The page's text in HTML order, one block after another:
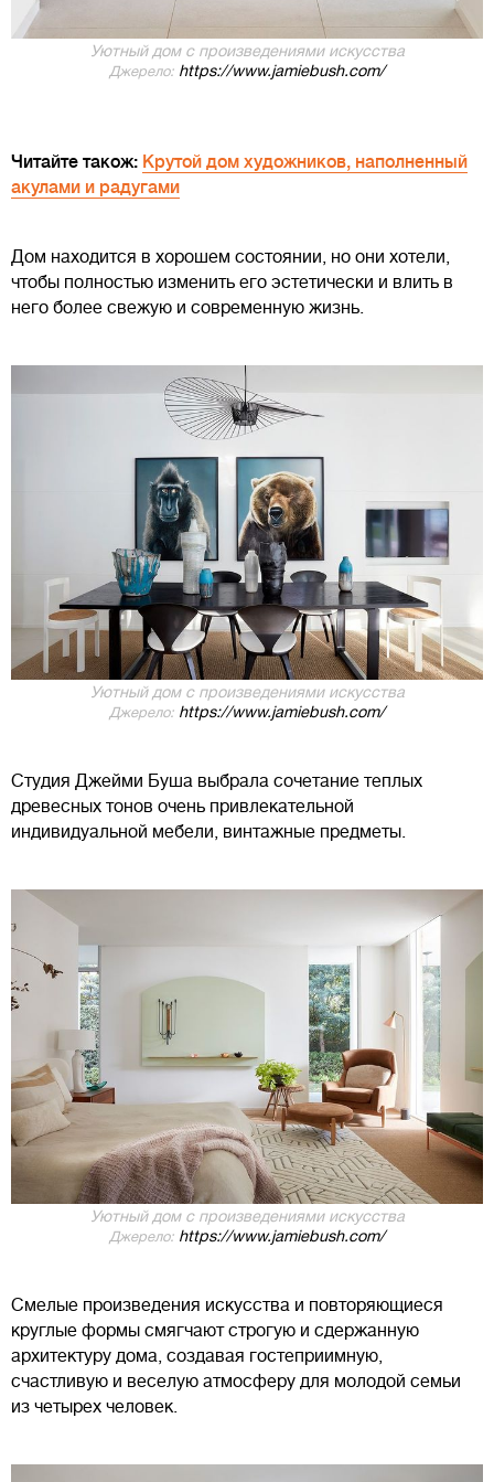
Уютный дом с произведениями искусства
Джерело: https://www.jamiebush.com/
Читайте також: Крутой дом художников, наполненный
акулами и радугами
Дом находится в хорошем состоянии, но они хотели,
чтобы полностью изменить его эстетически и влить в
него более свежую и современную жизнь.
Уютный дом с произведениями искусства
Джерело: https://www.jamiebush.com/
Студия Джейми Буша выбрала сочетание теплых
древесных тонов очень привлекательной
индивидуальной мебели, винтажные предметы.
Уютный дом с произведениями искусства
Джерело: https://www.jamiebush.com/
Смелые произведения искусства и повторяющиеся
круглые формы смягчают строгую и сдержанную
архитектуру дома, создавая гостеприимную,
счастливую и веселую атмосферу для молодой семьи
из четырех человек.